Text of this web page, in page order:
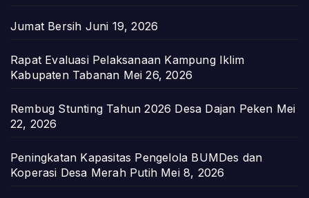
Jumat Bersih Juni 19, 2026
Rapat Evaluasi Pelaksanaan Kampung Iklim
Kabupaten Tabanan Mei 26, 2026
Rembug Stunting Tahun 2026 Desa Dajan Peken Mei
22, 2026
Peningkatan Kapasitas Pengelola BUMDes dan
Koperasi Desa Merah Putih Mei 8, 2026